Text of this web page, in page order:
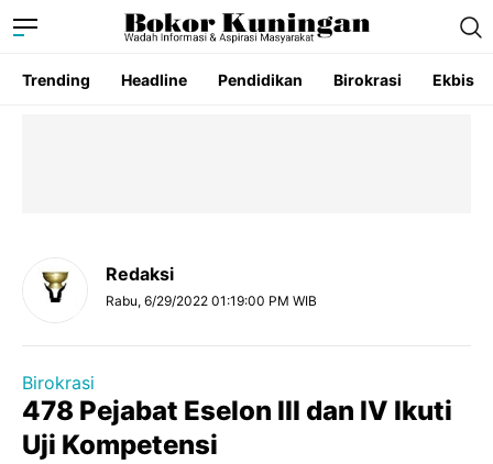
Trending Headline Pendidikan Birokrasi Ekbis
Redaksi
Rabu, 6/29/2022 01:19:00 PM WIB
Birokrasi
478 Pejabat Eselon III dan IV Ikuti
Uji Kompetensi